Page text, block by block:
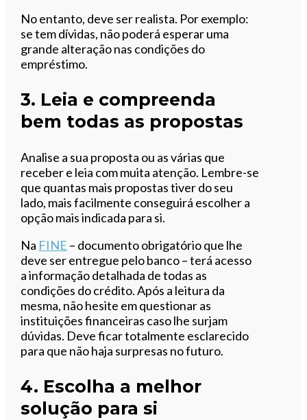
No entanto, deve ser realista. Por exemplo:
se tem dívidas, não poderá esperar uma
grande alteração nas condições do
empréstimo.
3. Leia e compreenda
bem todas as propostas
Analise a sua proposta ou as várias que
receber e leia com muita atenção. Lembre-se
que quantas mais propostas tiver do seu
lado, mais facilmente conseguirá escolher a
opção mais indicada para si.
Na FINE – documento obrigatório que lhe
deve ser entregue pelo banco – terá acesso
a informação detalhada de todas as
condições do crédito. Após a leitura da
mesma, não hesite em questionar as
instituições financeiras caso lhe surjam
dúvidas. Deve ficar totalmente esclarecido
para que não haja surpresas no futuro.
4. Escolha a melhor
solução para si